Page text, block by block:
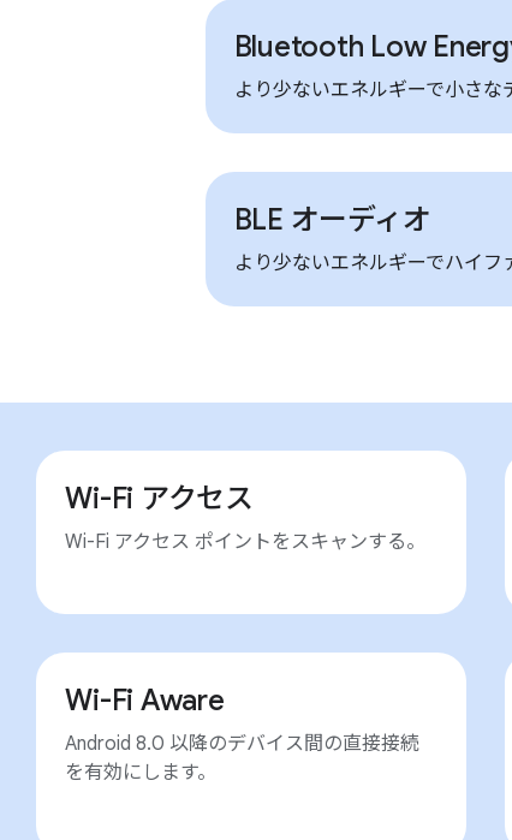
Bluetooth Low
より少ないエネルギーで小さな
BLE オーディオ
より少ないエネルギーでハイフ
Wi-Fi アクセス
Wi-Fi アクセス ポイントをスキャンする。
Wi-Fi Aware
Android 8.0 以降のデバイス間の直接接続
を有効にします。